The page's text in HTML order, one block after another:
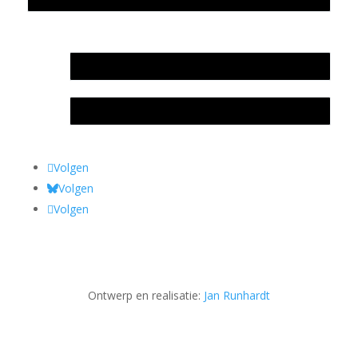
Volgen
Volgen
Volgen
Ontwerp en realisatie: Jan Runhardt